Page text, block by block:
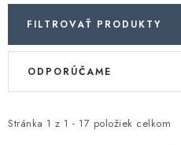
FILTROVAŤ PRODUKTY
V
i
Stránka 1 z 1 - 17 položiek celkom
R
e
ODPORÚČAME